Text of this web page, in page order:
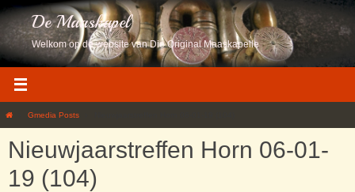
inhoud
De Maaskapel
Welkom op de website van Die Original Maaskapelle
HomeGmedia Posts
Nieuwjaarstreffen Horn 06-01-
19 (104)